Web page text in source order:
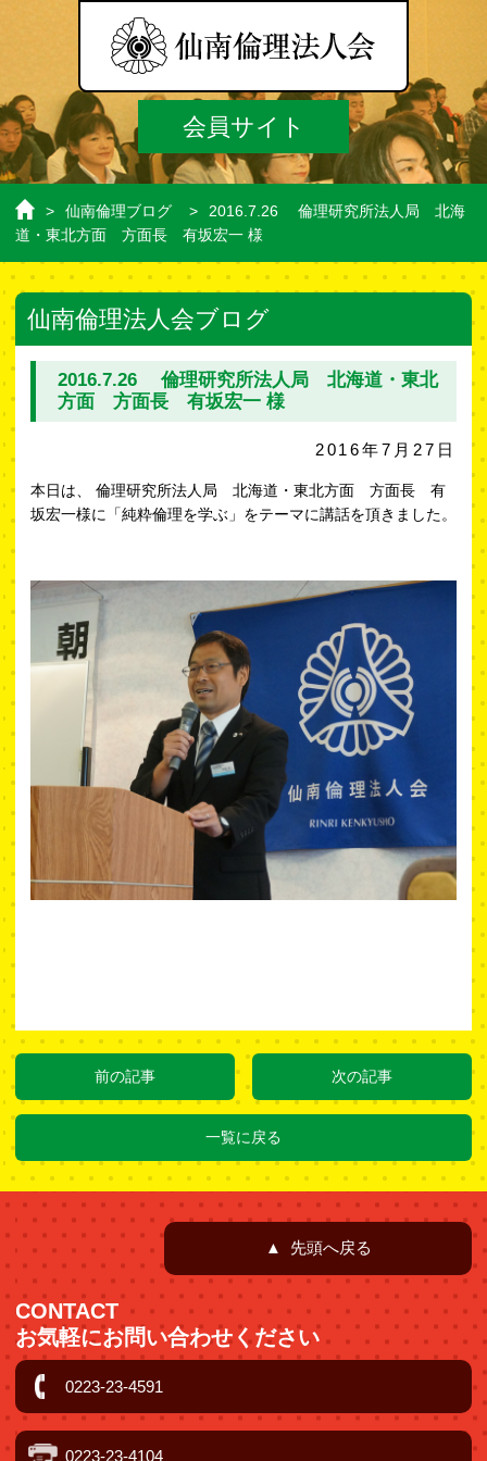
会員サイト
ホ
> 仙南倫理ブログ >
2016.7.26 倫理研究所法人局 北海
道・東北方面 方面長 有坂宏一 様
仙南倫理法人会ブログ
2016.7.26 倫理研究所法人局 北海道・東北
方面 方面長 有坂宏一 様
2016年7月27日
本日は、 倫理研究所法人局 北海道・東北方面 方面長 有
坂宏一様に「純粋倫理を学ぶ」をテーマに講話を頂きました。
前の記事 次の記事
一覧に戻る
▲ 先頭へ戻る
CONTACT
お気軽にお問い合わせください
0223-23-4591
0223-23-4104